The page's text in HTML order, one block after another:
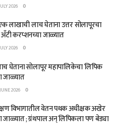
2026 0
लाखाची लाच घेताना उत्तर सोलापूरचा
करप्शनच्या जाळ्यात
2026 0
घेताना सोलापूर महापालिकेचा लिपिक
जाळ्यात
2026 0
विभागातील वेतन पथक अधीक्षक अखेर
जाळ्यात ; ग्रंथपाल अन् लिपिकला पण बेड्या